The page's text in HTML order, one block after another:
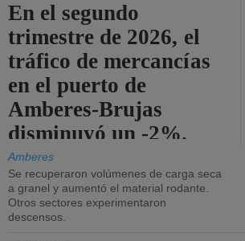
En el segundo
trimestre de 2026, el
tráfico de mercancías
en el puerto de
Amberes-Brujas
disminuyó un -2%.
Amberes
Se recuperaron volúmenes de carga seca
a granel y aumentó el material rodante.
Otros sectores experimentaron
descensos.